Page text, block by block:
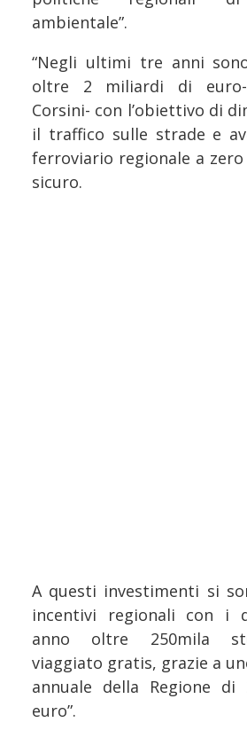
ambientale”.
“Negli ultimi tre anni
oltre 2 miliardi di
Corsini- con l’obiettivo di
il traffico sulle strade e
ferroviario regionale a
sicuro.
A questi investimenti si
incentivi regionali con i
anno oltre 250mila
viaggiato gratis, grazie a
annuale della Regione
euro”.